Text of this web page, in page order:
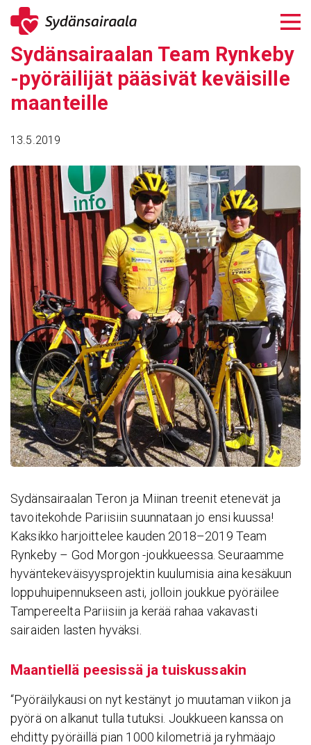
Siirry
sisältöön
Sydän­sai­raalan Team Rynkeby
-pyöräi­lijät pääsivät keväi­sille
maan­teille
13.5.2019
Sydänsairaalan Teron ja Miinan treenit etenevät ja
tavoitekohde Pariisiin suunnataan jo ensi kuussa!
Kaksikko harjoittelee kauden 2018–2019 Team
Rynkeby – God Morgon -joukkueessa. Seuraamme
hyväntekeväisyysprojektin kuulumisia aina kesäkuun
loppuhuipennukseen asti, jolloin joukkue pyöräilee
Tampereelta Pariisiin ja kerää rahaa vakavasti
sairaiden lasten hyväksi.
Maan­tiellä peesissä ja tuis­kus­sakin
“Pyöräilykausi on nyt kestänyt jo muutaman viikon ja
pyörä on alkanut tulla tutuksi. Joukkueen kanssa on
ehditty pyöräillä pian 1000 kilometriä ja ryhmäajo